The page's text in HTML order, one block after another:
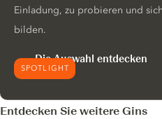
SPOTLIGHT
Einladung, zu probieren und
bilden.
Die Auswahl entdecken
Entdecken Sie weitere Gins